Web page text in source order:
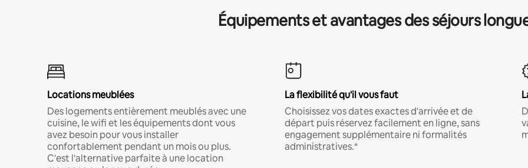
Équipements et avantages des séjours
Locations meublées
Des logements entièrement meublés avec une
cuisine, le wifi et les équipements dont vous
avez besoin pour vous installer
confortablement pendant un mois ou plus.
C'est l'alternative parfaite à une location
La flexibilité qu'il vous faut
Choisissez vos dates exactes d'arrivée et de
départ puis réservez facilement en ligne, sans
engagement supplémentaire ni formalités
administratives.*